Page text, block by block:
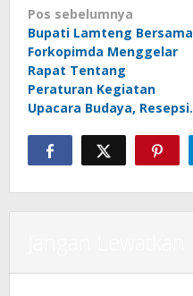
Navigasi
pos
Pos sebelumnya
Bupati Lamteng Bersama
Forkopimda Menggelar
Rapat Tentang
Peraturan Kegiatan
Upacara Budaya, Resepsi.